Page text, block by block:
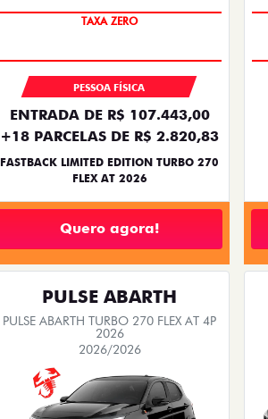
TAXA ZERO
PESSOA FÍSICA
ENTRADA DE R$ 107.443,00
+18 PARCELAS DE R$ 2.820,83
FASTBACK LIMITED EDITION TURBO 270
FLEX AT 2026
Quero agora!
PULSE ABARTH
PULSE ABARTH TURBO 270 FLEX AT 4P
2026
2026/2026